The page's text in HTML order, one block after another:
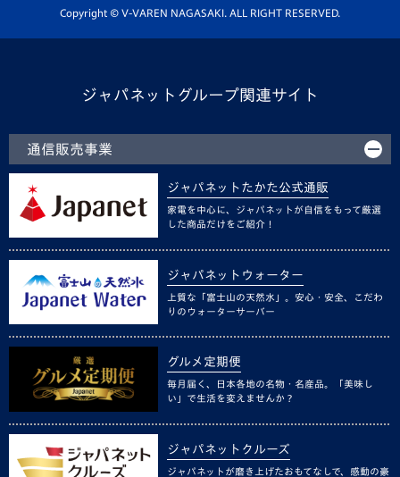
ホームタウン活動
Copyright © V-VAREN NAGASAKI. ALL RIGHT RESERVED.
ジャパネットグループ関連サイト
通信販売事業
ジャパネットたかた公式通販
家電を中心に、ジャパネットが自信をもって厳選
した商品だけをご紹介！
ジャパネットウォーター
上質な「富士山の天然水」。安心・安全、こだわ
りのウォーターサーバー
グルメ定期便
毎月届く、日本各地の名物・名産品。「美味し
い」で生活を変えませんか？
ジャパネットクルーズ
ジャパネットが磨き上げたおもてなしで、感動の豪